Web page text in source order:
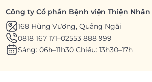
Công ty Cổ phần Bệnh viện Thiện
168 Hùng Vương, Quảng Ngãi
0818 167 171–02553 888 999
Sáng: 06h–11h30 Chiều: 13h30–17h